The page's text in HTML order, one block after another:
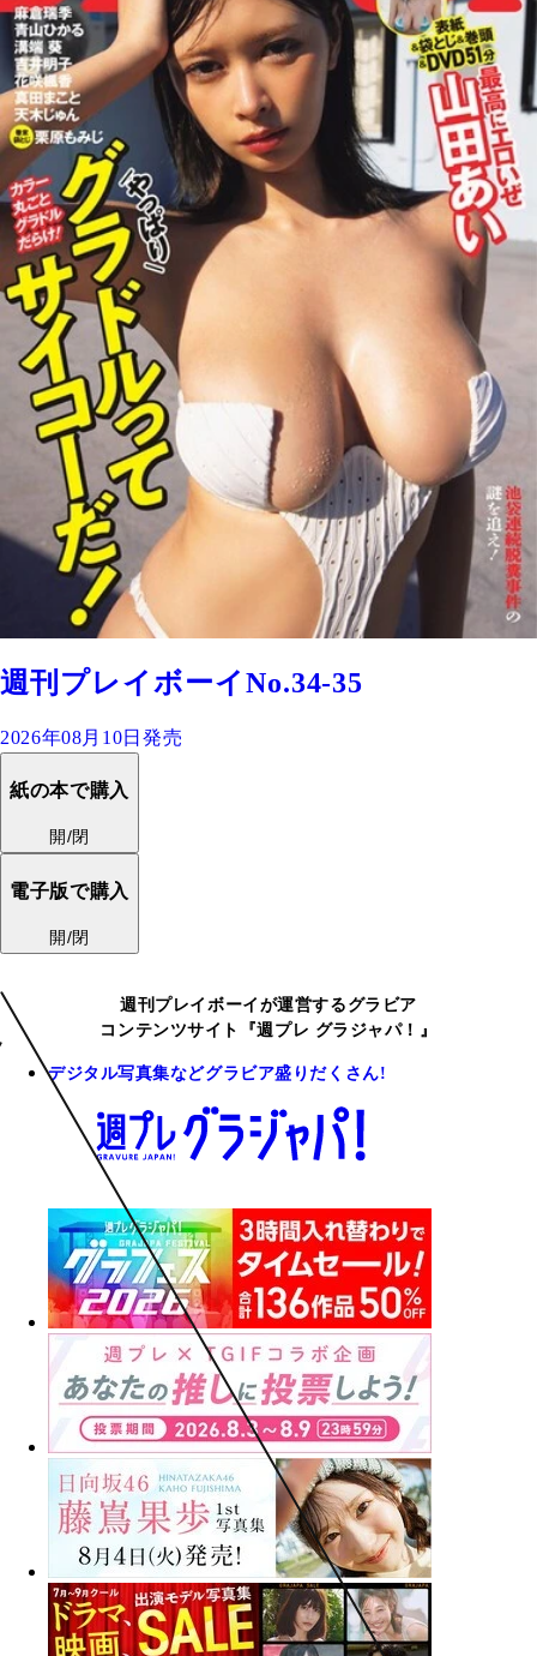
週刊プレイボーイNo.34-35
2026年08月10日発売
紙の本で購入
開/閉
電子版で購入
開/閉
週刊プレイボーイが運営するグラビア
コンテンツサイト『週プレ グラジャパ！』
デジタル写真集などグラビア盛りだくさん!